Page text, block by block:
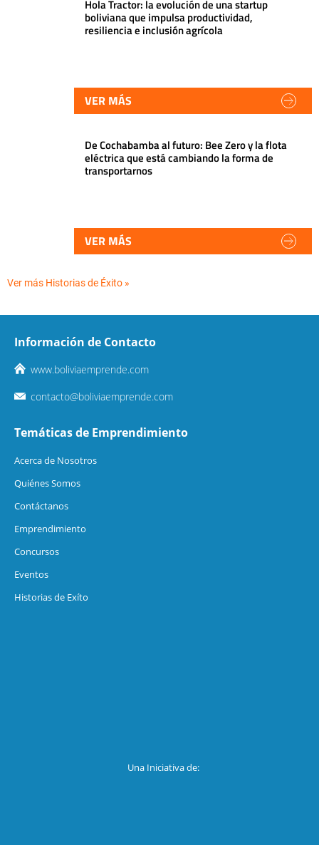
Hola Tractor: la evolución de una startup
boliviana que impulsa productividad,
resiliencia e inclusión agrícola
VER MÁS
De Cochabamba al futuro: Bee Zero y la flota
eléctrica que está cambiando la forma de
transportarnos
VER MÁS
Ver más Historias de Éxito »
Información de Contacto
www.boliviaemprende.com
contacto@boliviaemprende.com
Temáticas de Emprendimiento
Acerca de Nosotros
Quiénes Somos
Contáctanos
Emprendimiento
Concursos
Eventos
Historias de Exíto
Una Iniciativa de: